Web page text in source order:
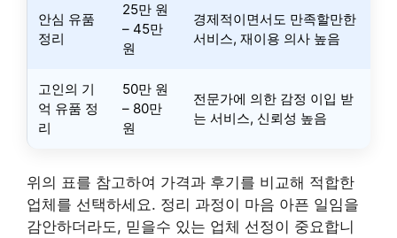
안심 유품
정리
25만 원
– 45만
원
경제적이면서도 만족할만한
서비스, 재이용 의사 높음
고인의 기
억 유품 정
리
50만 원
– 80만
원
전문가에 의한 감정 이입 받
는 서비스, 신뢰성 높음
위의 표를 참고하여 가격과 후기를 비교해 적합한
업체를 선택하세요. 정리 과정이 마음 아픈 일임을
감안하더라도, 믿을수 있는 업체 선정이 중요합니